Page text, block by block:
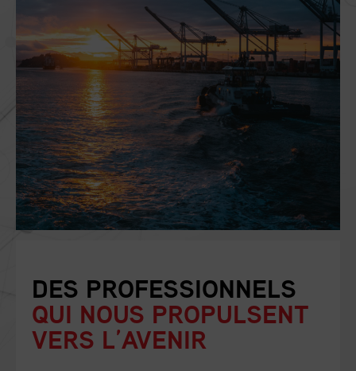
DES PROFESSIONNELS
QUI NOUS PROPULSENT
VERS L’AVENIR